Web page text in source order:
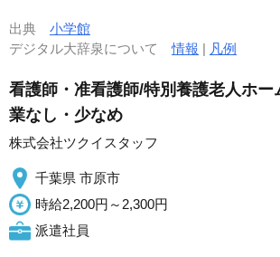
出典 小学館
デジタル大辞泉について情報 | 凡例
看護師・准看護師/特別養護老人ホー
業なし・少なめ
株式会社ツクイスタッフ
千葉県 市原市
時給2,200円～2,300円
派遣社員